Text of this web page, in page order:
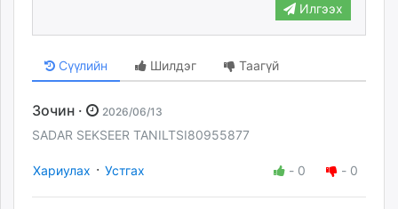
Илгээх
Сүүлийн Шилдэг Таагүй
Зочин · 2026/06/13
SADAR SEKSEER TANILTSI80955877
Хариулах · Устгах - 0 - 0